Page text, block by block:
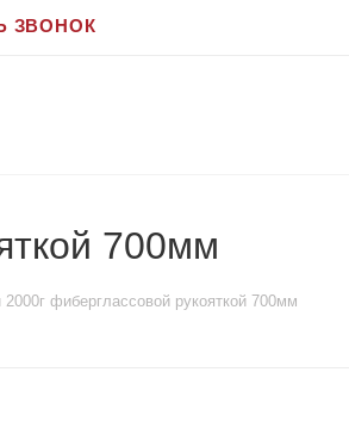
ЗВОНОК
700мм
2000г фиберглассовой рукояткой 700мм